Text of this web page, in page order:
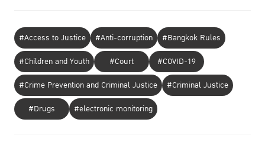
#Access to Justice #Anti-corruption
#Bangkok Rules
#Children and Youth
#Court
#COVID-19
#Crime Prevention and Criminal Justice
#Criminal Justice
#Drugs
#electronic monitoring